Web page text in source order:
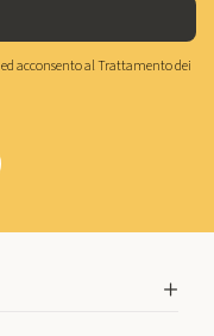
ed acconsento alTrattamento dei